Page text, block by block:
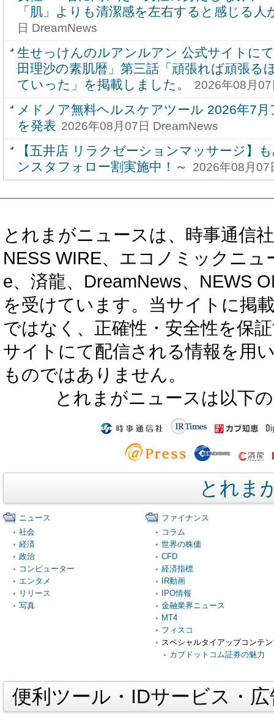
「肌」よりも清潔感を左右すると感じる人
日 DreamNews
生せっけんのルアンルアン 公式サイトに
田理沙の素肌暦」第三話「頑張れば頑張る
ていった」を掲載しました。
2026年08月
メドノア無料ヘルスケアツール 2026年7
を発表 2026年08月07日 DreamNews
【五井店 リラクゼーションマッサージ】
ンスタフォロー割実施中！～
2026年08月07
とれまがニュースは、時事通信
NESS WIRE、エコノミックニ
e、済龍、DreamNews、NEWS
を受けています。当サイトに掲
ではなく、正確性・安全性を保
サイトにて配信される情報を用
ものではありません。
とれまがニュースは以下
とれま
ニュース
社会
経済
政治
コンピューター
エンタメ
リリース
写真
ファイナンス
コラム
世界の株価
CFD
経済指標
IR動画
IPO情報
金融業界ニュース
MT4
フィスコ
スペシャルタイアップコンテ
カブドットコム証券の魅力
便利ツール・IDサービス・